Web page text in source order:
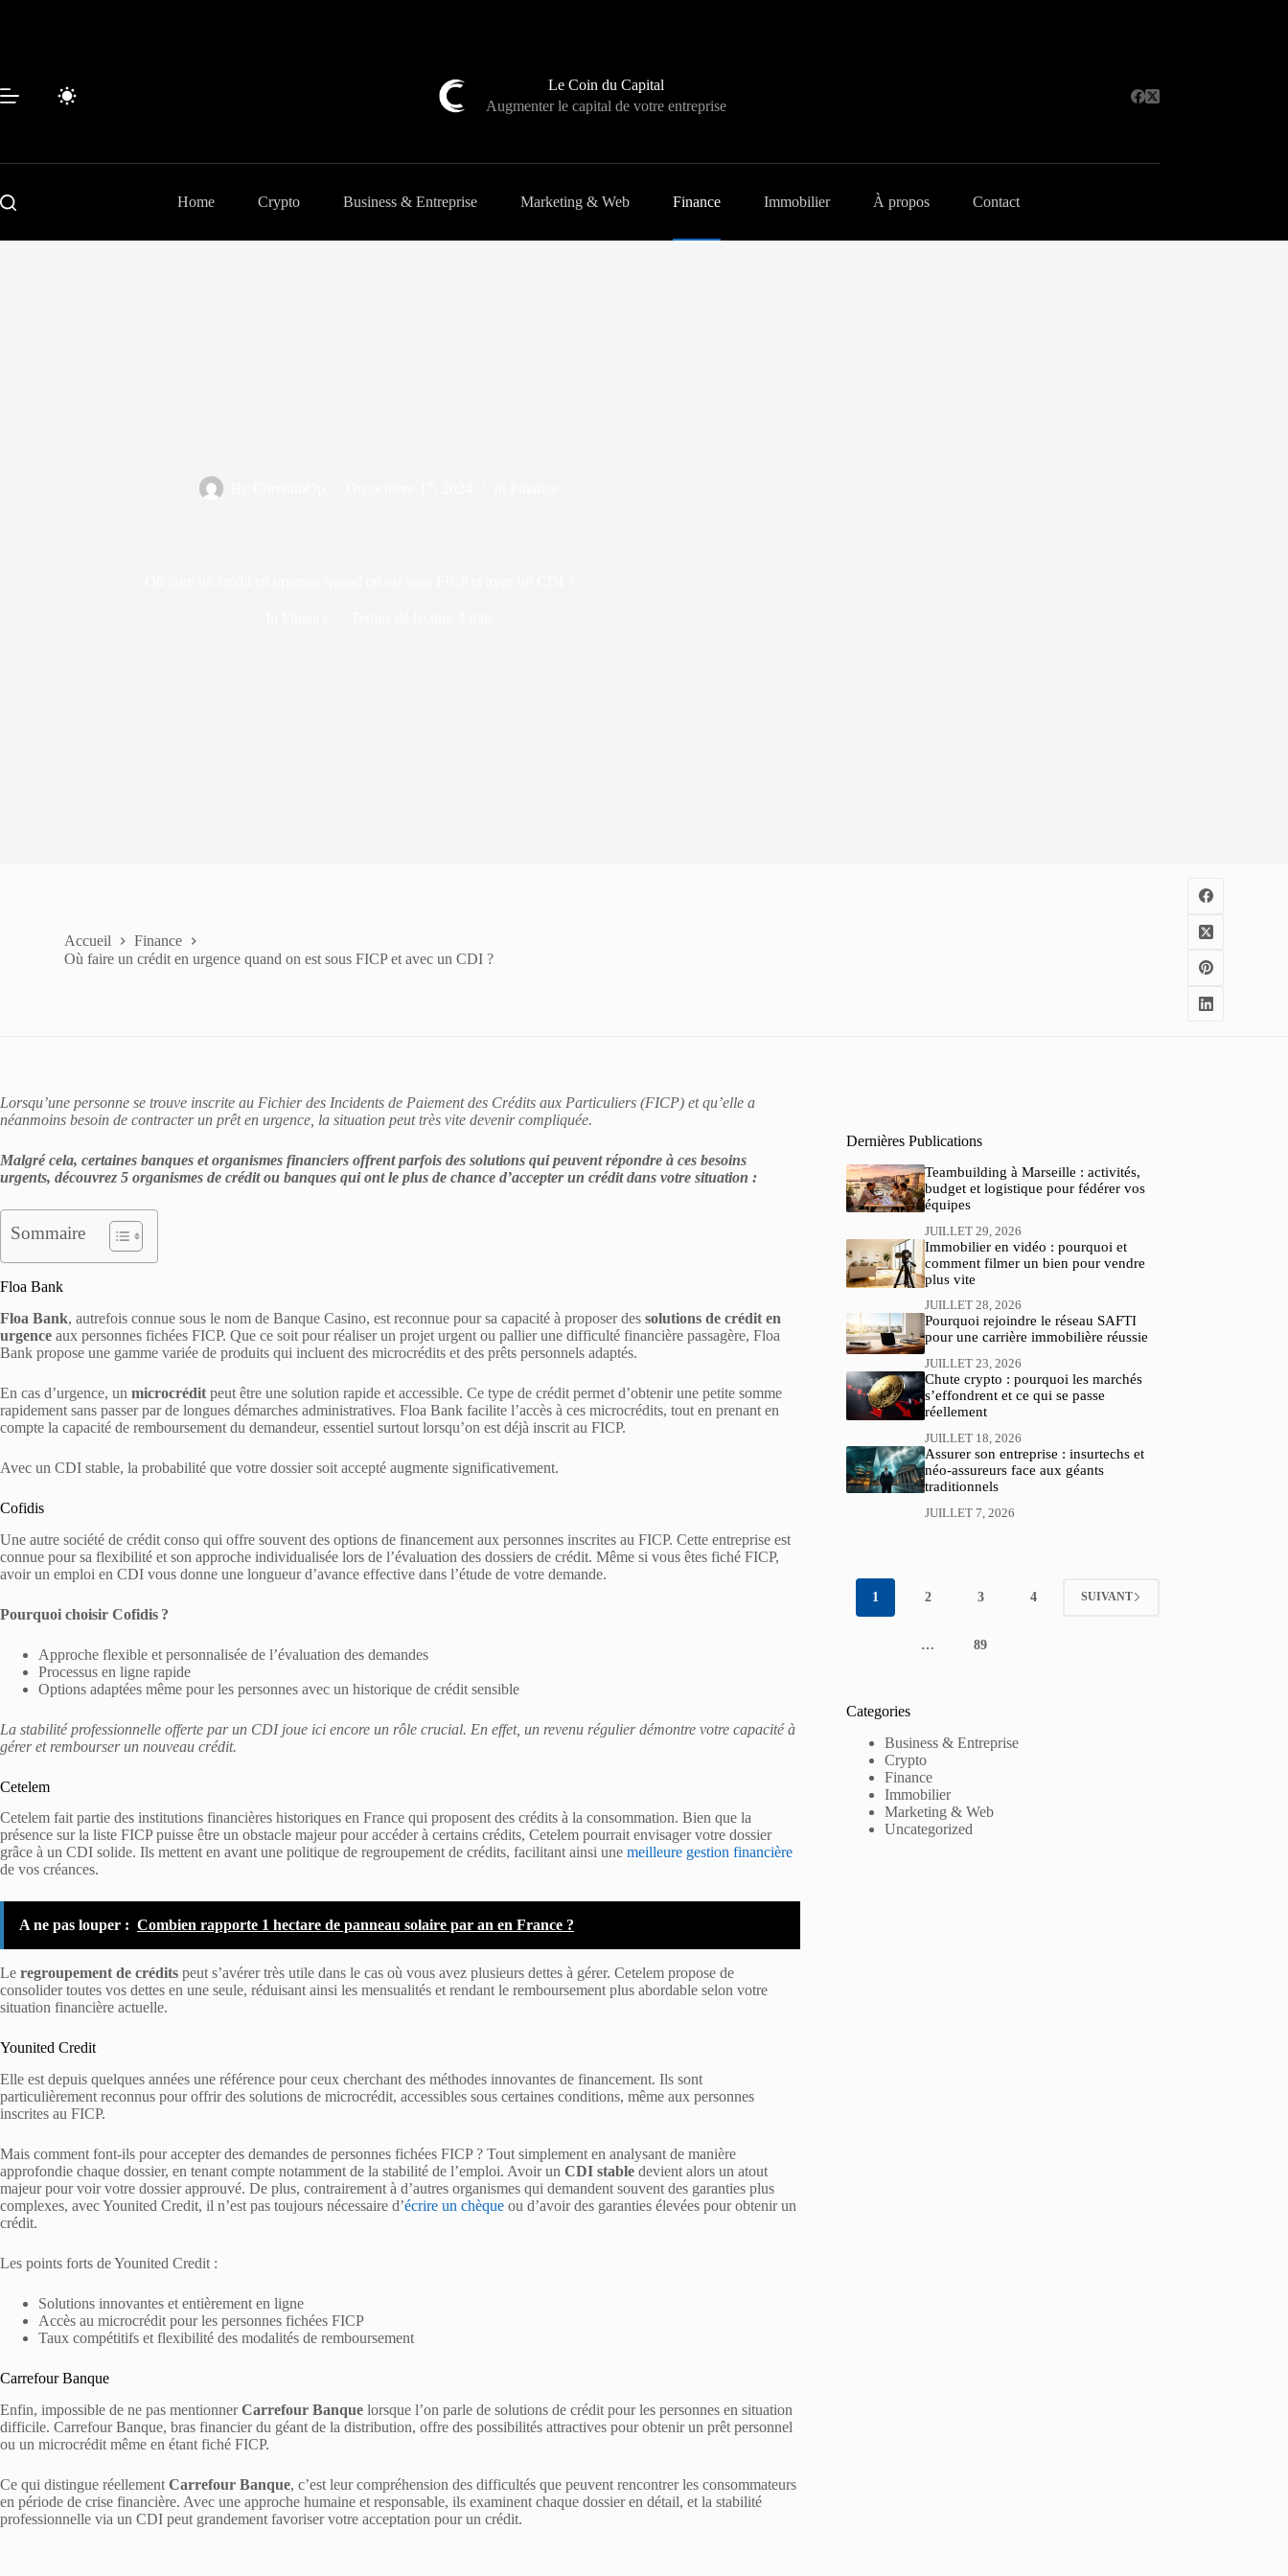
Le Coin du Capital
Augmenter le capital de votre entreprise
Home Crypto Business & Entreprise Marketing & Web Finance Immobilier À propos Contact
Accueil
Finance
Où faire un crédit en urgence quand on est sous FICP et avec un CDI ?
Lorsqu’une personne se trouve inscrite au Fichier des Incidents de Paiement des Crédits aux Particuliers (FICP) et qu’elle a
néanmoins besoin de contracter un prêt en urgence, la situation peut très vite devenir compliquée.
Malgré cela, certaines banques et organismes financiers offrent parfois des solutions qui peuvent répondre à ces besoins
urgents, découvrez 5 organismes de crédit ou banques qui ont le plus de chance d’accepter un crédit dans votre situation :
Sommaire
Floa Bank
Floa Bank, autrefois connue sous le nom de Banque Casino, est reconnue pour sa capacité à proposer des solutions de crédit en
urgence aux personnes fichées FICP. Que ce soit pour réaliser un projet urgent ou pallier une difficulté financière passagère, Floa
Bank propose une gamme variée de produits qui incluent des microcrédits et des prêts personnels adaptés.
En cas d’urgence, un microcrédit peut être une solution rapide et accessible. Ce type de crédit permet d’obtenir une petite somme
rapidement sans passer par de longues démarches administratives. Floa Bank facilite l’accès à ces microcrédits, tout en prenant en
compte la capacité de remboursement du demandeur, essentiel surtout lorsqu’on est déjà inscrit au FICP.
Avec un CDI stable, la probabilité que votre dossier soit accepté augmente significativement.
Cofidis
Une autre société de crédit conso qui offre souvent des options de financement aux personnes inscrites au FICP. Cette entreprise est
connue pour sa flexibilité et son approche individualisée lors de l’évaluation des dossiers de crédit. Même si vous êtes fiché FICP,
avoir un emploi en CDI vous donne une longueur d’avance effective dans l’étude de votre demande.
Pourquoi choisir Cofidis ?
Approche flexible et personnalisée de l’évaluation des demandes
Processus en ligne rapide
Options adaptées même pour les personnes avec un historique de crédit sensible
La stabilité professionnelle offerte par un CDI joue ici encore un rôle crucial. En effet, un revenu régulier démontre votre capacité à
gérer et rembourser un nouveau crédit.
Cetelem
Cetelem fait partie des institutions financières historiques en France qui proposent des crédits à la consommation. Bien que la
présence sur la liste FICP puisse être un obstacle majeur pour accéder à certains crédits, Cetelem pourrait envisager votre dossier
grâce à un CDI solide. Ils mettent en avant une politique de regroupement de crédits, facilitant ainsi une meilleure gestion financière
de vos créances.
A ne pas louper : Combien rapporte 1 hectare de panneau solaire par an en France ?
Le regroupement de crédits peut s’avérer très utile dans le cas où vous avez plusieurs dettes à gérer. Cetelem propose de
consolider toutes vos dettes en une seule, réduisant ainsi les mensualités et rendant le remboursement plus abordable selon votre
situation financière actuelle.
Younited Credit
Elle est depuis quelques années une référence pour ceux cherchant des méthodes innovantes de financement. Ils sont
particulièrement reconnus pour offrir des solutions de microcrédit, accessibles sous certaines conditions, même aux personnes
inscrites au FICP.
Mais comment font-ils pour accepter des demandes de personnes fichées FICP ? Tout simplement en analysant de manière
approfondie chaque dossier, en tenant compte notamment de la stabilité de l’emploi. Avoir un CDI stable devient alors un atout
majeur pour voir votre dossier approuvé. De plus, contrairement à d’autres organismes qui demandent souvent des garanties plus
complexes, avec Younited Credit, il n’est pas toujours nécessaire d’écrire un chèque ou d’avoir des garanties élevées pour obtenir un
crédit.
Les points forts de Younited Credit :
Solutions innovantes et entièrement en ligne
Accès au microcrédit pour les personnes fichées FICP
Taux compétitifs et flexibilité des modalités de remboursement
Carrefour Banque
Enfin, impossible de ne pas mentionnerCarrefour Banque lorsque l’on parle de solutions de crédit pour les personnes en situation
difficile. Carrefour Banque, bras financier du géant de la distribution, offre des possibilités attractives pour obtenir un prêt personnel
ou un microcrédit même en étant fiché FICP.
Ce qui distingue réellement Carrefour Banque, c’est leur compréhension des difficultés que peuvent rencontrer les consommateurs
en période de crise financière. Avec une approche humaine et responsable, ils examinent chaque dossier en détail, et la stabilité
professionnelle via un CDI peut grandement favoriser votre acceptation pour un crédit.
Dernières Publications
Teambuilding à Marseille : activités,
budget et logistique pour fédérer vos
équipes
JUILLET 29, 2026
Immobilier en vidéo : pourquoi et
comment filmer un bien pour vendre
plus vite
JUILLET 28, 2026
Pourquoi rejoindre le réseau SAFTI
pour une carrière immobilière réussie
JUILLET 23, 2026
Chute crypto : pourquoi les marchés
s’effondrent et ce qui se passe
réellement
JUILLET 18, 2026
Assurer son entreprise : insurtechs et
néo-assureurs face aux géants
traditionnels
JUILLET 7, 2026
1 2 3 4
… 89
SUIVANT
Categories
Business & Entreprise
Crypto
Finance
Immobilier
Marketing & Web
Uncategorized